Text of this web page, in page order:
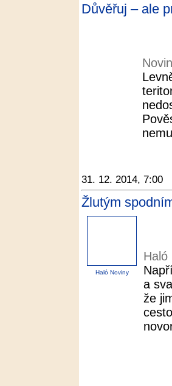
Důvěřuj – ale
31. 12. 2014, 7:00
Žlutým
Haló Noviny
Haló
a
že